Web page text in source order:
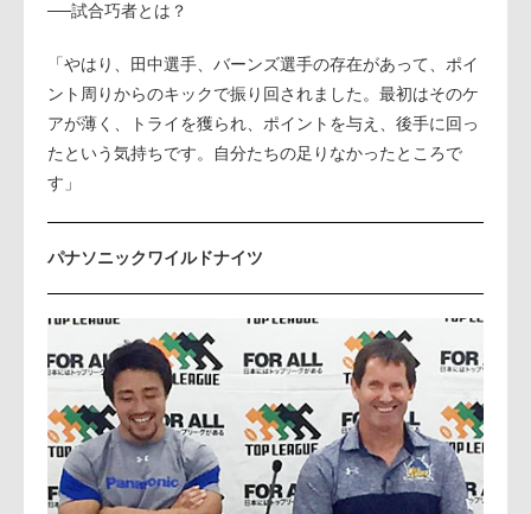
──試合巧者とは？
「やはり、田中選手、バーンズ選手の存在があって、ポイ
ント周りからのキックで振り回されました。最初はそのケ
アが薄く、トライを獲られ、ポイントを与え、後手に回っ
たという気持ちです。自分たちの足りなかったところで
す」
パナソニックワイルドナイツ